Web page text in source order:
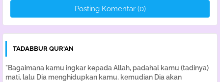
Posting Komentar (0)
TADABBUR QUR'AN
"Bagaimana kamu ingkar kepada Allah, padahal kamu (tadinya)
mati, lalu Dia menghidupkan kamu, kemudian Dia akan